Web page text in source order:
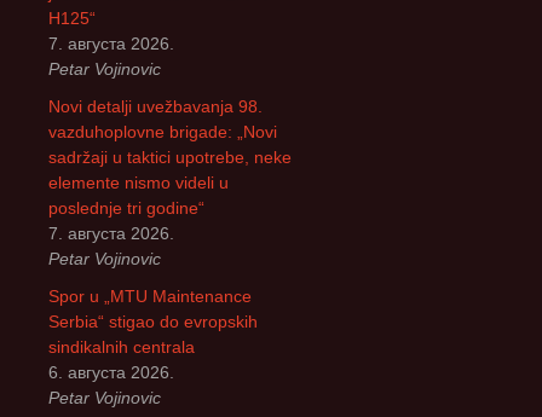
H125“
7. августа 2026.
Petar Vojinovic
Novi detalji uvežbavanja 98.
vazduhoplovne brigade: „Novi
sadržaji u taktici upotrebe, neke
elemente nismo videli u
poslednje tri godine“
7. августа 2026.
Petar Vojinovic
Spor u „MTU Maintenance
Serbia“ stigao do evropskih
sindikalnih centrala
6. августа 2026.
Petar Vojinovic